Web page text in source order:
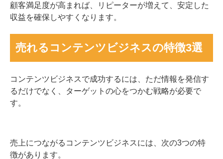
顧客満足度が高まれば、リピーターが増えて、安定した
収益を確保しやすくなります。
売れるコンテンツビジネスの特徴3選
コンテンツビジネスで成功するには、ただ情報を発信す
るだけでなく、ターゲットの心をつかむ戦略が必要で
す。
売上につながるコンテンツビジネスには、次の3つの特
徴があります。